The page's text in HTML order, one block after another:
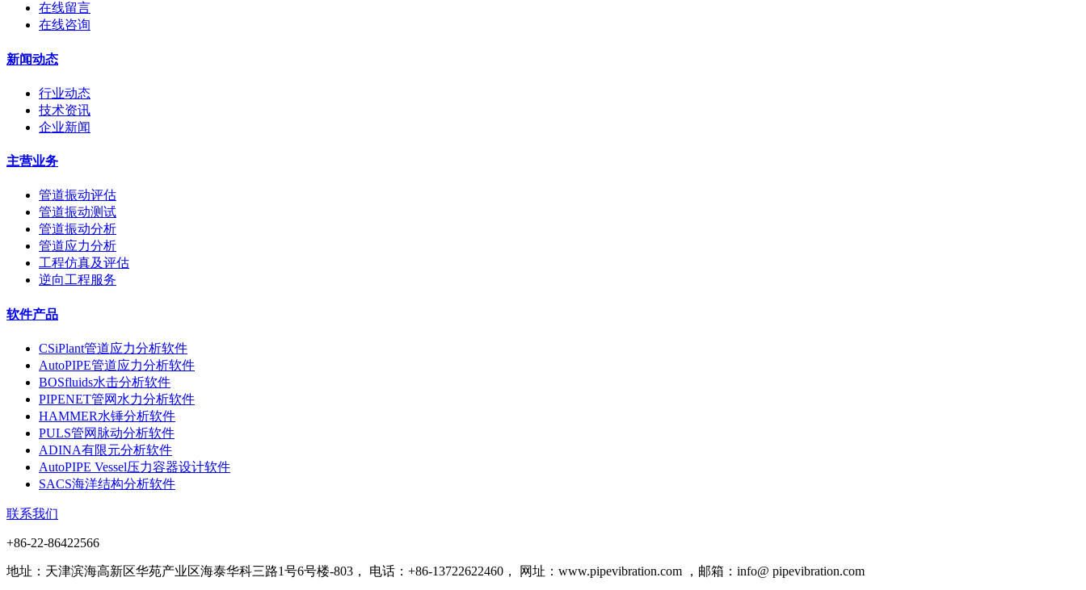
在线留言
在线咨询
新闻动态
行业动态
技术资讯
企业新闻
主营业务
管道振动评估
管道振动测试
管道振动分析
管道应力分析
工程仿真及评估
逆向工程服务
软件产品
CSiPlant管道应力分析软件
AutoPIPE管道应力分析软件
BOSfluids水击分析软件
PIPENET管网水力分析软件
HAMMER水锤分析软件
PULS管网脉动分析软件
ADINA有限元分析软件
AutoPIPE Vessel压力容器设计软件
SACS海洋结构分析软件
联系我们
+86-22-86422566
地址：天津滨海高新区华苑产业区海泰华科三路1号6号楼-803， 电话：+86-13722622460， 网址：www.pipevibration.com ，邮箱：info@ pipevibration.com